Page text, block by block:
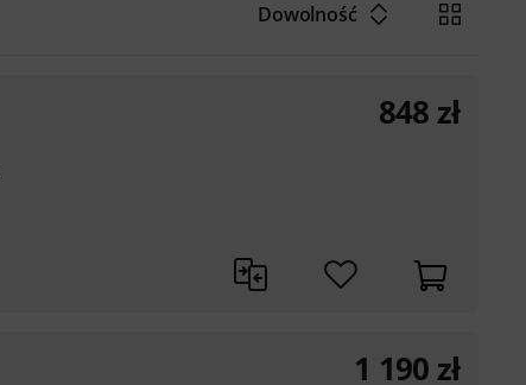
Dowolność
848 zł
1 190 zł